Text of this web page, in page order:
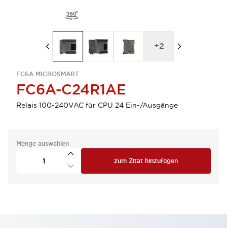
FC6A MICROSMART
FC6A-C24R1AE
Relais 100-240VAC für CPU 24 Ein-/Ausgänge
+2
Menge auswählen
zum Zitat hinzufügen